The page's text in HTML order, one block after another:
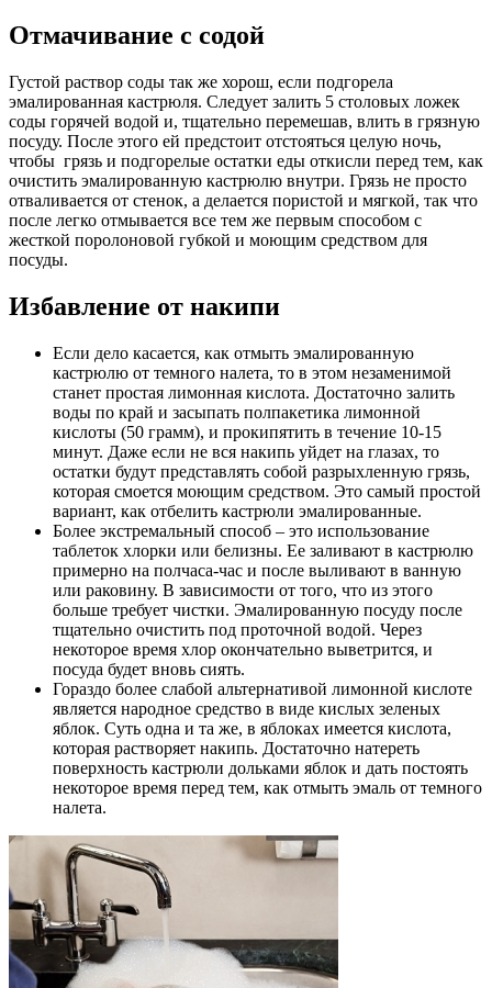
Отмачивание с содой
Густой раствор соды так же хорош, если подгорела
эмалированная кастрюля. Следует залить 5 столовых ложек
соды горячей водой и, тщательно перемешав, влить в грязную
посуду. После этого ей предстоит отстояться целую ночь,
чтобы грязь и подгорелые остатки еды откисли перед тем, как
очистить эмалированную кастрюлю внутри. Грязь не просто
отваливается от стенок, а делается пористой и мягкой, так что
после легко отмывается все тем же первым способом с
жесткой поролоновой губкой и моющим средством для
посуды.
Избавление от накипи
Если дело касается, как отмыть эмалированную
кастрюлю от темного налета, то в этом незаменимой
станет простая лимонная кислота. Достаточно залить
воды по край и засыпать полпакетика лимонной
кислоты (50 грамм), и прокипятить в течение 10-15
минут. Даже если не вся накипь уйдет на глазах, то
остатки будут представлять собой разрыхленную грязь,
которая смоется моющим средством. Это самый простой
вариант, как отбелить кастрюли эмалированные.
Более экстремальный способ – это использование
таблеток хлорки или белизны. Ее заливают в кастрюлю
примерно на полчаса-час и после выливают в ванную
или раковину. В зависимости от того, что из этого
больше требует чистки. Эмалированную посуду после
тщательно очистить под проточной водой. Через
некоторое время хлор окончательно выветрится, и
посуда будет вновь сиять.
Гораздо более слабой альтернативой лимонной кислоте
является народное средство в виде кислых зеленых
яблок. Суть одна и та же, в яблоках имеется кислота,
которая растворяет накипь. Достаточно натереть
поверхность кастрюли дольками яблок и дать постоять
некоторое время перед тем, как отмыть эмаль от темного
налета.